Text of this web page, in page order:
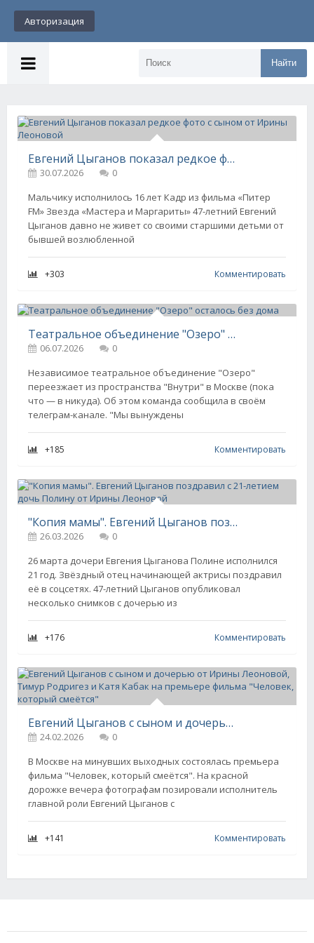
Авторизация
Найти
Евгений Цыганов показал редкое фото с сыном от Ирины Леоновой
30.07.2026
0
Мальчику исполнилось 16 лет Кадр из фильма «Питер
FM» Звезда «Мастера и Маргариты» 47-летний Евгений
Цыганов давно не живет со своими старшими детьми от
бывшей возлюбленной
+303 Комментировать
Театральное объединение "Озеро" осталось без дома
06.07.2026
0
Независимое театральное объединение "Озеро"
переезжает из пространства "Внутри" в Москве (пока
что — в никуда). Об этом команда сообщила в своём
телеграм-канале. "Мы вынуждены
+185 Комментировать
"Копия мамы". Евгений Цыганов поздравил с 21-летием дочь Полину от Ирины Леоновой
26.03.2026
0
26 марта дочери Евгения Цыганова Полине исполнился
21 год. Звёздный отец начинающей актрисы поздравил
её в соцсетях. 47-летний Цыганов опубликовал
несколько снимков с дочерью из
+176 Комментировать
Евгений Цыганов с сыном и дочерью от Ирины Леоновой, Тимур Родригез и Катя Кабак на премьере фильма "Человек, который смеётся"
24.02.2026
0
В Москве на минувших выходных состоялась премьера
фильма "Человек, который смеётся". На красной
дорожке вечера фотографам позировали исполнитель
главной роли Евгений Цыганов с
+141 Комментировать